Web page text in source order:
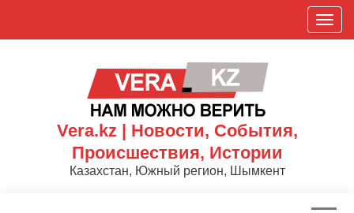
П
о
Vera.kz | Новости, События,
Происшествия, Истории
Казахстан, Южный регион, Шымкент